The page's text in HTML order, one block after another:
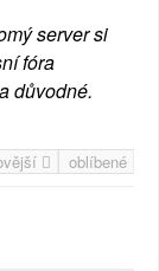
server si
fóra
důvodné.
oblíbené